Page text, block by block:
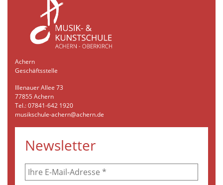
Achern
Geschäftsstelle
Illenauer Allee 73
77855 Achern
Tel.: 07841-642 1920
musikschule-achern@achern.de
Newsletter